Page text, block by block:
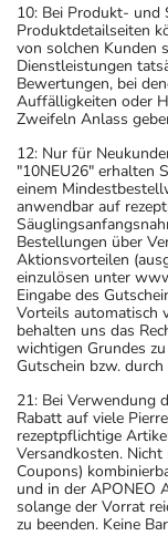
10: Bei Produkt- und
Produktdetailseiten
von solchen Kunden
Dienstleistungen
Bewertungen, bei
Auffälligkeiten oder
Zweifeln Anlass
12: Nur für
"10NEU26" erhalten
einem
anwendbar auf
Bestellungen über
Aktionsvorteilen
einzulösen unter
Eingabe des
Vorteils automatisch
behalten uns das
wichtigen Grundes
Gutschein bzw.
21: Bei Verwendung
Rabatt auf viele
rezeptpflichtige
Versandkosten.
Coupons)
und in der APONEO
solange der Vorrat
zu beenden. Keine